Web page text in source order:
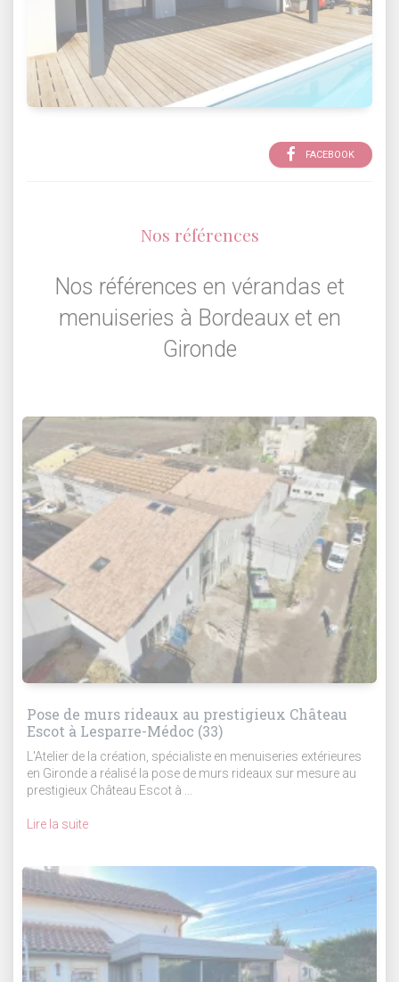
FACEBOOK
Nos références
Nos références en vérandas et
menuiseries à Bordeaux et en
Gironde
Pose de murs rideaux au prestigieux Château
Escot à Lesparre-Médoc (33)
L'Atelier de la création, spécialiste en menuiseries extérieures
en Gironde a réalisé la pose de murs rideaux sur mesure au
prestigieux Château Escot à ...
Lire la suite